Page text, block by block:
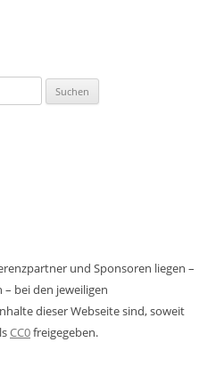
und Sponsoren liegen –
bei den jeweiligen
dieser Webseite sind, soweit
CC0freigegeben.